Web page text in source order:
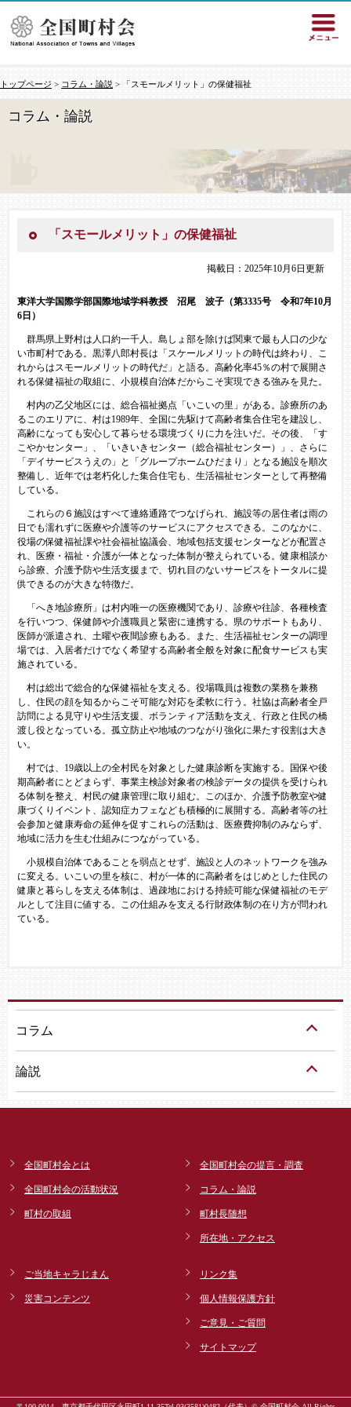
トップページ > コラム・論説 > 「スモールメリット」の保健福祉
コラム・論説
「スモールメリット」の保健福祉
掲載日：2025年10月6日更新
東洋大学国際学部国際地域学科教授 沼尾 波子（第3335号 令和7年10月
6日）
群馬県上野村は人口約一千人。島しょ部を除けば関東で最も人口の少な
い市町村である。黒澤八郎村長は「スケールメリットの時代は終わり、こ
れからはスモールメリットの時代だ」と語る。高齢化率45％の村で展開さ
れる保健福祉の取組に、小規模自治体だからこそ実現できる強みを見た。
村内の乙父地区には、総合福祉拠点「いこいの里」がある。診療所のあ
るこのエリアに、村は1989年、全国に先駆けて高齢者集合住宅を建設し、
高齢になっても安心して暮らせる環境づくりに力を注いだ。その後、「す
こやかセンター」、「いきいきセンター（総合福祉センター）」、さらに
「デイサービスうえの」と「グループホームひだまり」となる施設を順次
整備し、近年では老朽化した集合住宅も、生活福祉センターとして再整備
している。
これらの６施設はすべて連絡通路でつなげられ、施設等の居住者は雨の
日でも濡れずに医療や介護等のサービスにアクセスできる。このなかに、
役場の保健福祉課や社会福祉協議会、地域包括支援センターなどが配置さ
れ、医療・福祉・介護が一体となった体制が整えられている。健康相談か
ら診療、介護予防や生活支援まで、切れ目のないサービスをトータルに提
供できるのが大きな特徴だ。
「へき地診療所」は村内唯一の医療機関であり、診療や往診、各種検査
を行いつつ、保健師や介護職員と緊密に連携する。県のサポートもあり、
医師が派遣され、土曜や夜間診療もある。また、生活福祉センターの調理
場では、入居者だけでなく希望する高齢者全般を対象に配食サービスも実
施されている。
村は総出で総合的な保健福祉を支える。役場職員は複数の業務を兼務
し、住民の顔を知るからこそ可能な対応を柔軟に行う。社協は高齢者全戸
訪問による見守りや生活支援、ボランティア活動を支え、行政と住民の橋
渡し役となっている。孤立防止や地域のつながり強化に果たす役割は大き
い。
村では、19歳以上の全村民を対象とした健康診断を実施する。国保や後
期高齢者にとどまらず、事業主検診対象者の検診データの提供を受けられ
る体制を整え、村民の健康管理に取り組む。このほか、介護予防教室や健
康づくりイベント、認知症カフェなども積極的に展開する。高齢者等の社
会参加と健康寿命の延伸を促すこれらの活動は、医療費抑制のみならず、
地域に活力を生む仕組みにつながっている。
小規模自治体であることを弱点とせず、施設と人のネットワークを強み
に変える。いこいの里を核に、村が一体的に高齢者をはじめとした住民の
健康と暮らしを支える体制は、過疎地における持続可能な保健福祉のモデ
ルとして注目に値する。この仕組みを支える行財政体制の在り方が問われ
ている。
コラム
論説
全国町村会とは
全国町村会の活動状況
町村の取組
全国町村会の提言・調査
コラム・論説
町村長随想
所在地・アクセス
ご当地キャラじまん
災害コンテンツ
リンク集
個人情報保護方針
ご意見・ご質問
サイトマップ